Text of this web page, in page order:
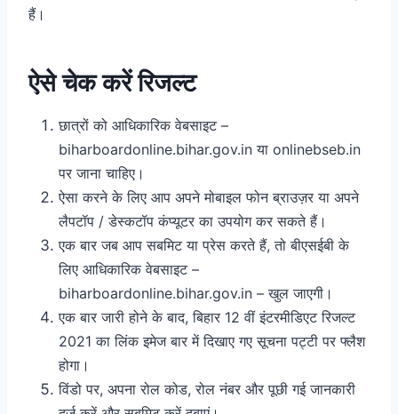
हैं।
ऐसे चेक करें रिजल्ट
छात्रों को आधिकारिक वेबसाइट –
biharboardonline.bihar.gov.in या onlinebseb.in
पर जाना चाहिए।
ऐसा करने के लिए आप अपने मोबाइल फोन ब्राउज़र या अपने
लैपटॉप / डेस्कटॉप कंप्यूटर का उपयोग कर सकते हैं।
एक बार जब आप सबमिट या प्रेस करते हैं, तो बीएसईबी के
लिए आधिकारिक वेबसाइट –
biharboardonline.bihar.gov.in – खुल जाएगी।
एक बार जारी होने के बाद, बिहार 12 वीं इंटरमीडिएट रिजल्ट
2021 का लिंक इमेज बार में दिखाए गए सूचना पट्टी पर फ्लैश
होगा।
विंडो पर, अपना रोल कोड, रोल नंबर और पूछी गई जानकारी